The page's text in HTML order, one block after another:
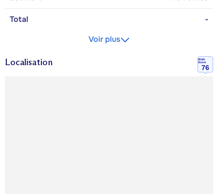
Total
-
Voir plus
Localisation
Walk
Score
76